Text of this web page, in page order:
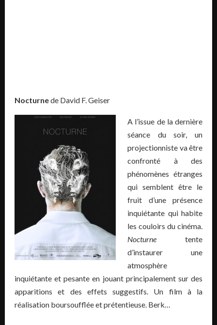
Nocturnede David F. Geiser
A l’issue de la dernière
séance du soir, un
projectionniste va être
confronté à des
phénomènes étranges
qui semblent être le
fruit d’une présence
inquiétante qui habite
les couloirs du cinéma.
Nocturne tente
d’instaurer une
atmosphère
inquiétante et pesante en jouant principalement sur des
apparitions et des effets suggestifs. Un film à la
réalisation boursoufflée et prétentieuse. Berk…